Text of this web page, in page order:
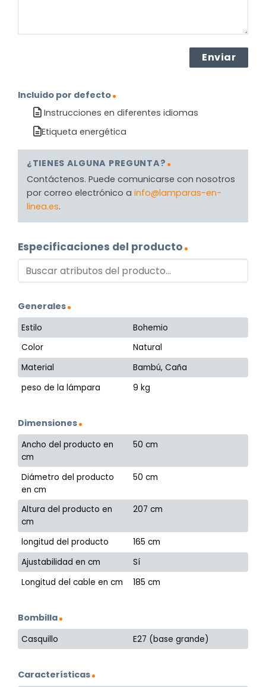
Incluido por defecto
Instrucciones en diferentes idiomas
Etiqueta energética
¿TIENES ALGUNA PREGUNTA?
Contáctenos. Puede comunicarse con nosotros
por correo electrónico a info@lamparas-en-
linea.es.
Especificaciones del producto
Generales
Estilo
Bohemio
Color
Natural
Material
Bambú, Caña
peso de la lámpara
9 kg
Dimensiones
Ancho del producto en
cm
50 cm
Diámetro del producto
en cm
50 cm
Altura del producto en
cm
207 cm
longitud del producto
165 cm
Ajustabilidad en cm
Sí
Longitud del cable en cm
185 cm
Bombilla
Casquillo E27 (base grande)
Características